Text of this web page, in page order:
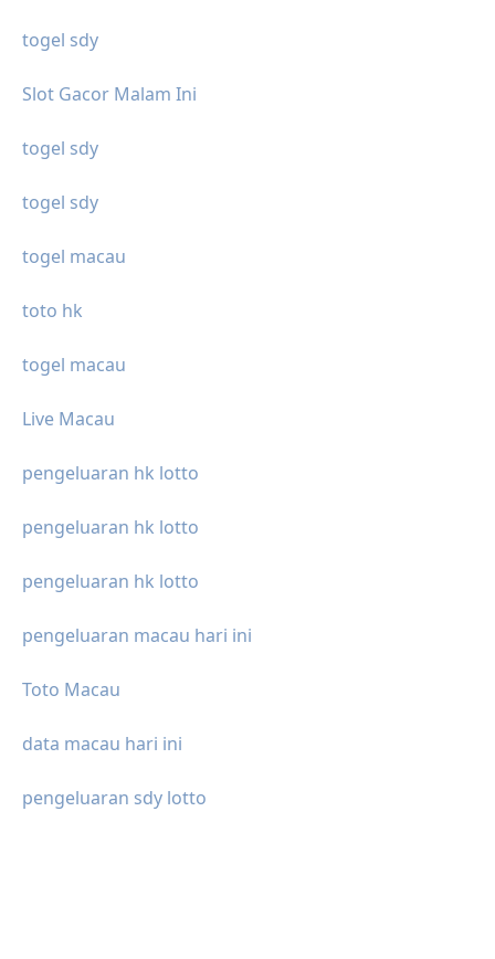
togel sdy
Slot Gacor Malam Ini
togel sdy
togel sdy
togel macau
toto hk
togel macau
Live Macau
pengeluaran hk lotto
pengeluaran hk lotto
pengeluaran hk lotto
pengeluaran macau hari ini
Toto Macau
data macau hari ini
pengeluaran sdy lotto